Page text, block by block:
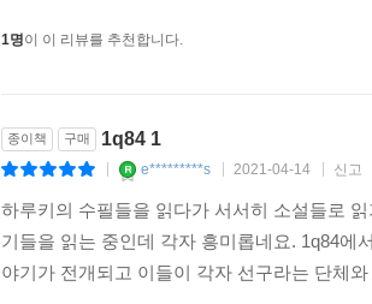
1명이 이 리뷰를 추천합니다.
종이책 구매 1q84 1
e*********s 2021-04-14 신고
하루키의 수필들을 읽다가 서서히 소설들로
기들을 읽는 중인데 각자 흥미롭네요. 1q84에
야기가 전개되고 이들이 각자 선구라는 단체